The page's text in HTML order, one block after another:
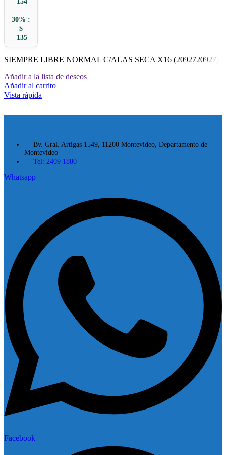
30% :
$
135
SIEMPRE LIBRE NORMAL C/ALAS SECA X16 (2092720927)
Añadir a la lista de deseos
Añadir al carrito
Vista rápida
Bv. Gral. Artigas 1549, 11200 Montevideo, Departamento de
Montevideo
Tel: 2409 1880
Whatsapp
Facebook